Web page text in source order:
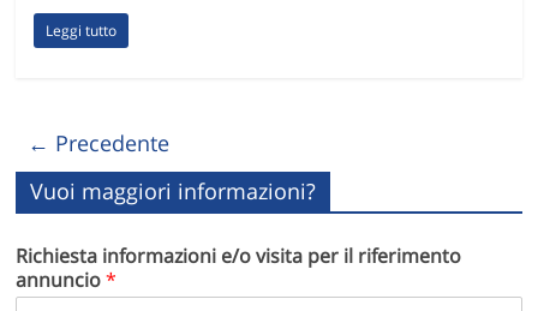
Leggi tutto
← Precedente
Vuoi maggiori informazioni?
Richiesta informazioni e/o visita per il riferimento
annuncio*